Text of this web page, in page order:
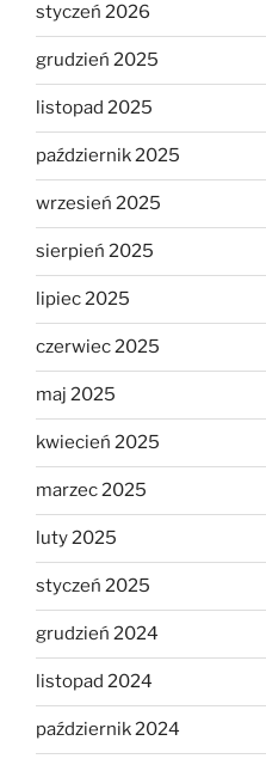
styczeń 2026
grudzień 2025
listopad 2025
październik 2025
wrzesień 2025
sierpień 2025
lipiec 2025
czerwiec 2025
maj 2025
kwiecień 2025
marzec 2025
luty 2025
styczeń 2025
grudzień 2024
listopad 2024
październik 2024